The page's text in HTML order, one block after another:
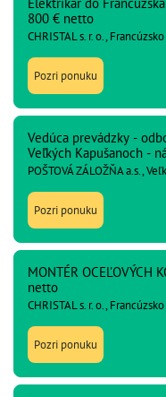
800 € netto
CHRISTAL s. r. o., Francúzsko
Pozri ponuku
Vedúca prevádzky -
Veľkých Kapušanoch -
POŠTOVÁ ZÁLOŽŇA a.s.,
Pozri ponuku
MONTÉR OCEĽOVÝCH
netto
CHRISTAL s. r. o., Francúzsko
Pozri ponuku